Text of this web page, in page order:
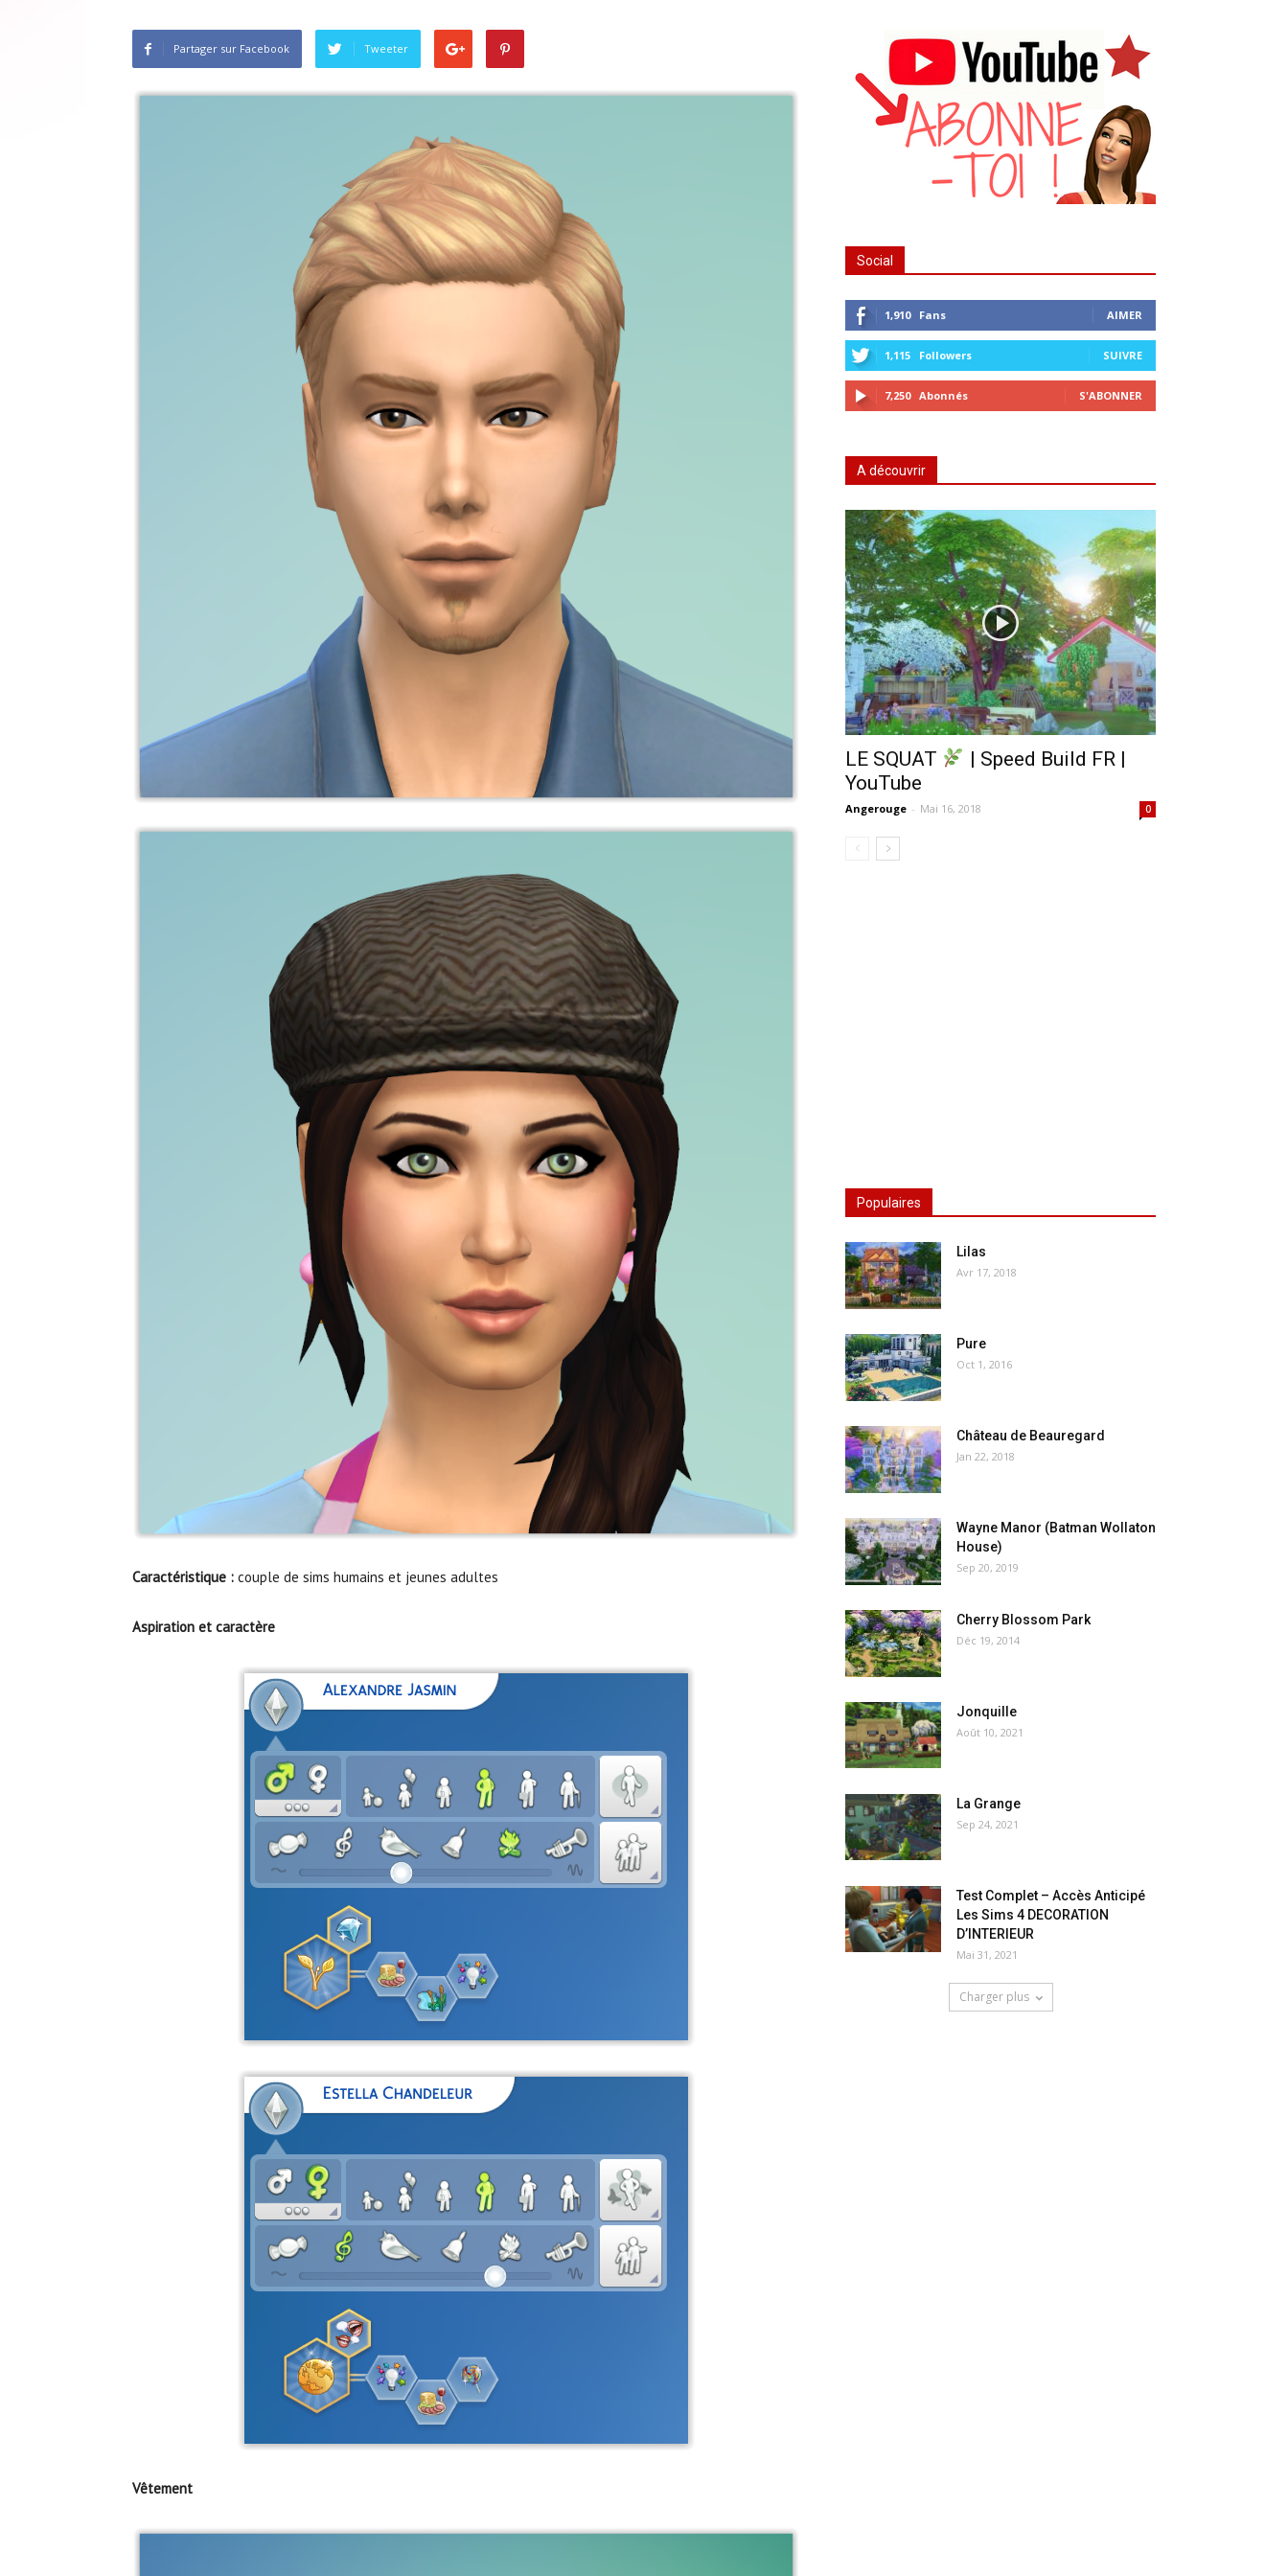
Partager sur Facebook Tweeter
Caractéristique : couple de sims humains et jeunes adultes
Aspiration et caractère
Vêtement
Social
1,910 Fans AIMER
1,115 Followers SUIVRE
7,250 Abonnés S'ABONNER
A découvrir
LE SQUAT
| Speed Build FR |
YouTube
Angerouge - Mai 16, 2018 0
Populaires
Lilas
Avr 17, 2018
Pure
Oct 1, 2016
Château de Beauregard
Jan 22, 2018
Wayne Manor (Batman Wollaton
House)
Sep 20, 2019
Cherry Blossom Park
Déc 19, 2014
Jonquille
Août 10, 2021
La Grange
Sep 24, 2021
Test Complet – Accès Anticipé
Les Sims 4 DECORATION
D’INTERIEUR
Mai 31, 2021
Charger plus